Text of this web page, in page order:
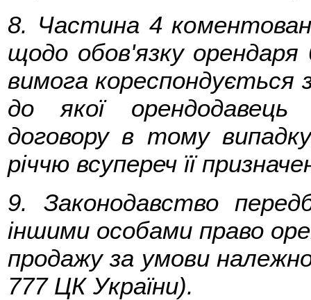
8. Частина 4
щодо обов'язку
вимога кореспондується
до якої орендодавець
договору в тому
річчю всупереч її
9. Законодавство
іншими особами право
продажу за умови
777 ЦК України).